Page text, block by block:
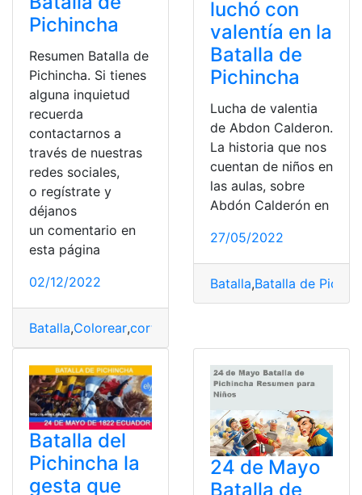
Pichincha
Resumen Batalla de
Pichincha. Si tienes
alguna inquietud
recuerda
contactarnos a
través de nuestras
redes sociales,
o regístrate y
déjanos
un comentario en
esta página
02/12/2022
Batalla,Colorear,corto
luchó con
valentía en la
Batalla de
Pichincha
Lucha de valentia
de Abdon Calderon.
La historia que nos
cuentan de niños en
las aulas, sobre
Abdón Calderón en
27/05/2022
Batalla,Batalla de
Batalla del
Pichincha la
gesta que
24 de Mayo
Batalla de